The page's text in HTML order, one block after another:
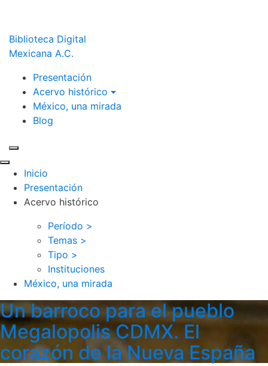
Biblioteca Digital
Mexicana A.C.
Presentación
Acervo histórico
México, una mirada
Blog
Inicio
Presentación
Acervo histórico
Período >
Temas >
Tipo >
Instituciones
México, una mirada
Un barroco para el pueblo
Megalopolis CDMX. El
corazón de la Nueva España